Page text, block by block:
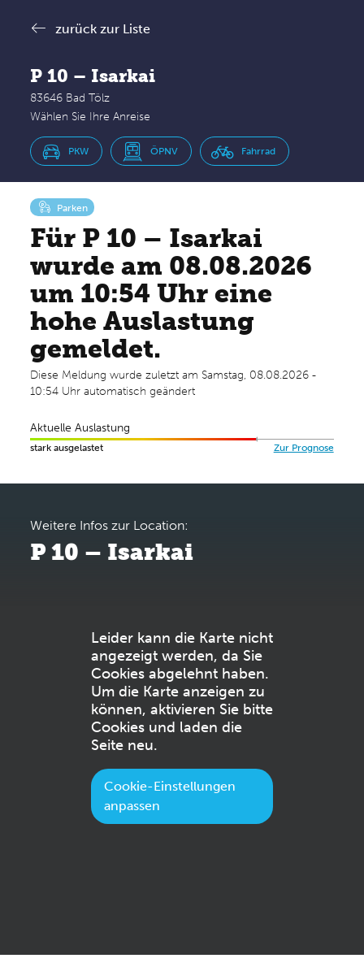
Parken
Für P 10 – Isarkai
wurde am 08.08.2026
um 10:54 Uhr eine
hohe Auslastung
gemeldet.
Diese Meldung wurde zuletzt am Samstag, 08.08.2026 -
10:54 Uhr automatisch geändert
Aktuelle Auslastung
stark ausgelastet Zur Prognose
zurück zur Liste
P 10 – Isarkai
83646 Bad Tölz
Wählen Sie Ihre Anreise
PKW ÖPNV Fahrrad
Leider kann die Karte nicht
angezeigt werden, da Sie
Cookies abgelehnt haben.
Um die Karte anzeigen zu
können, aktivieren Sie bitte
Cookies und laden die
Seite neu.
Cookie-Einstellungen
anpassen
Weitere Infos zur Location:
P 10 – Isarkai